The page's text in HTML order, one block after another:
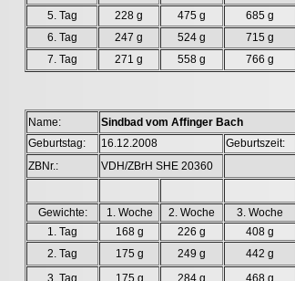
5. Tag
228 g 475 g 685 g
6. Tag
247 g 524 g 715 g
7. Tag
271 g 558 g 766 g
Name: Sindbad vom Affinger Bach
Geburtstag:
16.12.2008 Geburtszeit:
ZBNr.:
VDH/ZBrH SHE 20360
Gewichte: 1. Woche 2. Woche 3. Woche
1. Tag
168 g 226 g 408 g
2. Tag
175 g 249 g 442 g
3. Tag
175 g 284 g 468 g